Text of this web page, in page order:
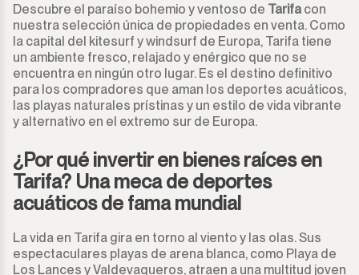
Descubre el paraíso bohemio y ventoso de Tarifa con
nuestra selección única de propiedades en venta. Como
la capital del kitesurf y windsurf de Europa, Tarifa tiene
un ambiente fresco, relajado y enérgico que no se
encuentra en ningún otro lugar. Es el destino definitivo
para los compradores que aman los deportes acuáticos,
las playas naturales prístinas y un estilo de vida vibrante
y alternativo en el extremo sur de Europa.
¿Por qué invertir en bienes raíces en
Tarifa? Una meca de deportes
acuáticos de fama mundial
La vida en Tarifa gira en torno al viento y las olas. Sus
espectaculares playas de arena blanca, como Playa de
Los Lances y Valdevaqueros, atraen a una multitud joven